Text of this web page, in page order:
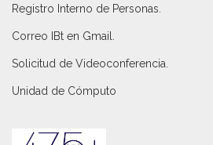
Registro Interno de Personas
Correo IBt en Gmail
Solicitud de Videoconferencia.
Unidad de Cómputo